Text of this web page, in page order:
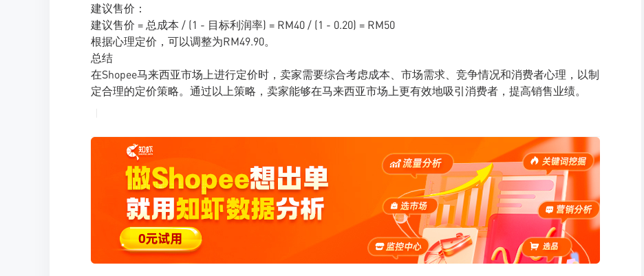
建议售价：
建议售价 = 总成本 / (1 - 目标利润率) = RM40 / (1 - 0.20) = RM50
根据心理定价，可以调整为RM49.90。
总结
在Shopee马来西亚市场上进行定价时，卖家需要综合考虑成本、市场需求、竞争情况和消费者心理，以制
定合理的定价策略。通过以上策略，卖家能够在马来西亚市场上更有效地吸引消费者，提高销售业绩。